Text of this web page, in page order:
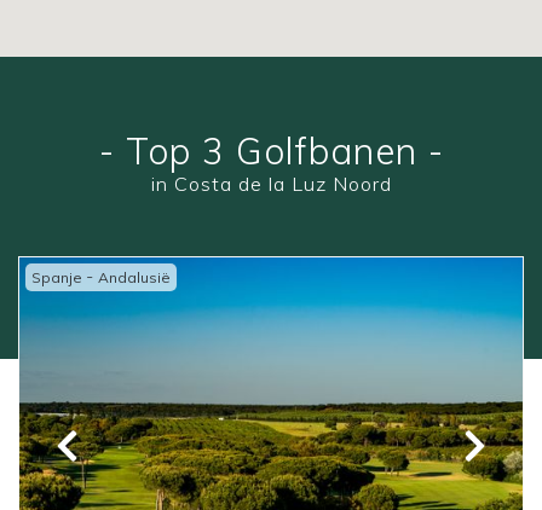
- Top 3 Golfbanen -
in Costa de la Luz Noord
Spanje - Andalusië